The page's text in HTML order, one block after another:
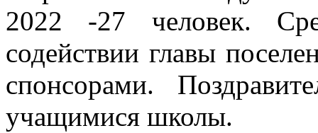
2022 -27 человек.
содействии главы
спонсорами.
учащимися школы.